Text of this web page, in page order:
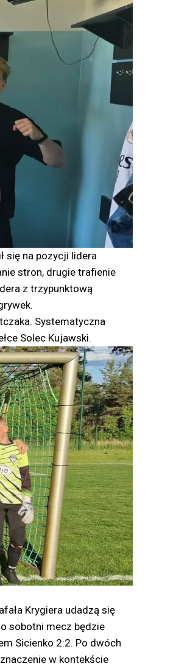
się na pozycji lidera
stron, drugie trafienie
z trzypunktową
Systematyczna
Solec Kujawski.
Krygiera udadzą się
sobotni mecz będzie
Sicienko 2:2. Po dwóch
w kontekście